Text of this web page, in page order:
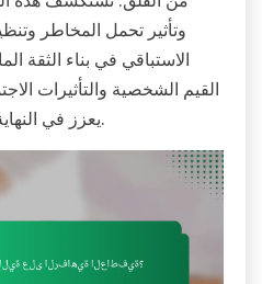
وتأثير تحمل المخاطر
الاستباقي في بناء الثقة
القيم الشخصية والتأثيرات
يعزز في النهاية علاقة أكثر صحة مع المال.